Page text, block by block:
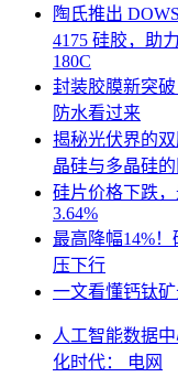
陶氏推出
4175 硅胶，助
180C
封装胶膜新突
防水看过来
揭秘光伏界的
晶硅与多晶硅的
硅片价格下跌
3.64%
最高降幅14%
压下行
一文看懂钙钛
人工智能数据
化时代： 电网